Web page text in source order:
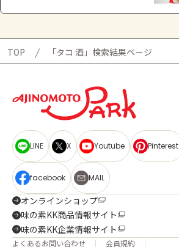
TOP 「タコ 酒」検索結果ページ
LINE X Youtube Pinterest
facebook MAIL
オンラインショップ
味の素KK商品情報サイト
味の素KK企業情報サイト
よくあるお問い合わせ 会員規約